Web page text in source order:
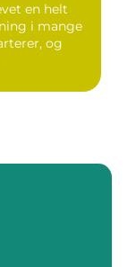
en helt
i mange
og